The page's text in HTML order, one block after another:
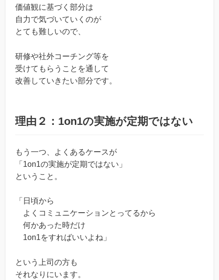
価値観に基づく部分は
自力で気づいていくのが
とても難しいので、
研修や社外コーチング等を
受けてもらうことを通して
改善していきたい部分です。
理由２：1on1の実施が定期ではない
もう一つ、よくあるケースが
「1on1の実施が定期ではない」
ということ。
「日頃から
よくコミュニケーションとってるから
何かあった時だけ
1on1をすればいいよね」
という上司の方も
それなりにいます。